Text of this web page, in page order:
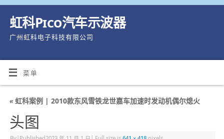
虹科Pico汽车示波器
广州虹科电子科技有限公司
菜单
«虹科案例 | 2010款东风雪铁龙世嘉车加速时发动机偶尔熄火
头图